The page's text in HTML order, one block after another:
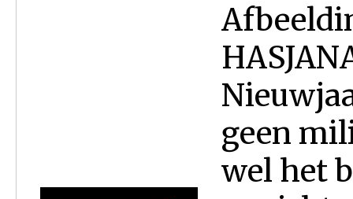
geen
wel het